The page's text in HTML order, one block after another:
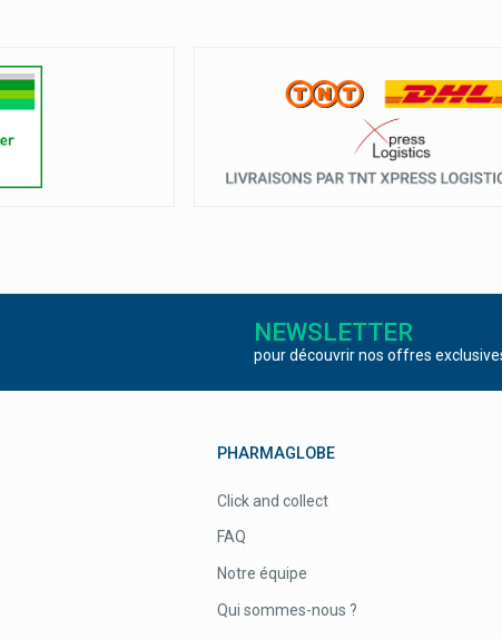
NEWSLETTER
pour découvrir nos offres
PHARMAGLOBE
Click and collect
FAQ
Notre équipe
Qui sommes-nous ?